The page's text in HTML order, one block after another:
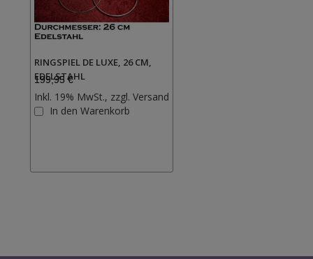
RINGSPIEL DE LUXE, 26 CM,
EDELSTAHL
199,95 €
Inkl. 19% MwSt., zzgl. Versand
In den Warenkorb